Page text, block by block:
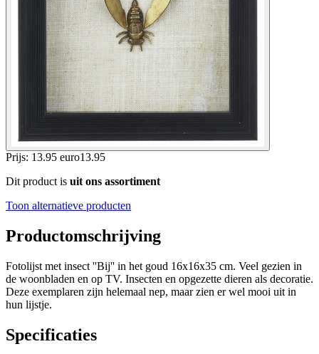
Prijs: 13.95 euro13.95
Dit product is uit ons assortiment
Toon alternatieve producten
Productomschrijving
Fotolijst met insect ''Bij'' in het goud 16x16x35 cm. Veel gezien in
de woonbladen en op TV. Insecten en opgezette dieren als decoratie.
Deze exemplaren zijn helemaal nep, maar zien er wel mooi uit in
hun lijstje.
Specificaties